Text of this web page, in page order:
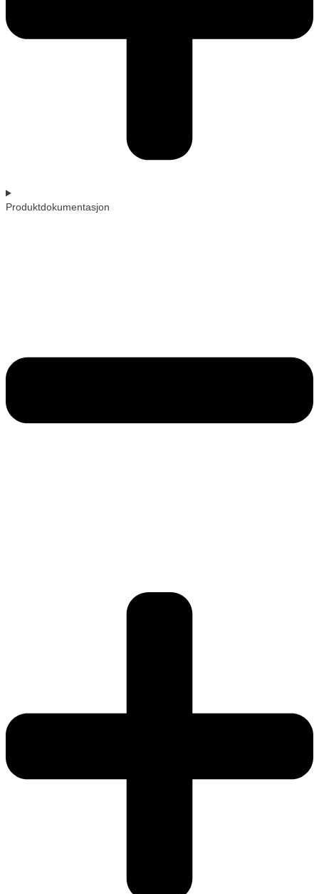
Produktdokumentasjon